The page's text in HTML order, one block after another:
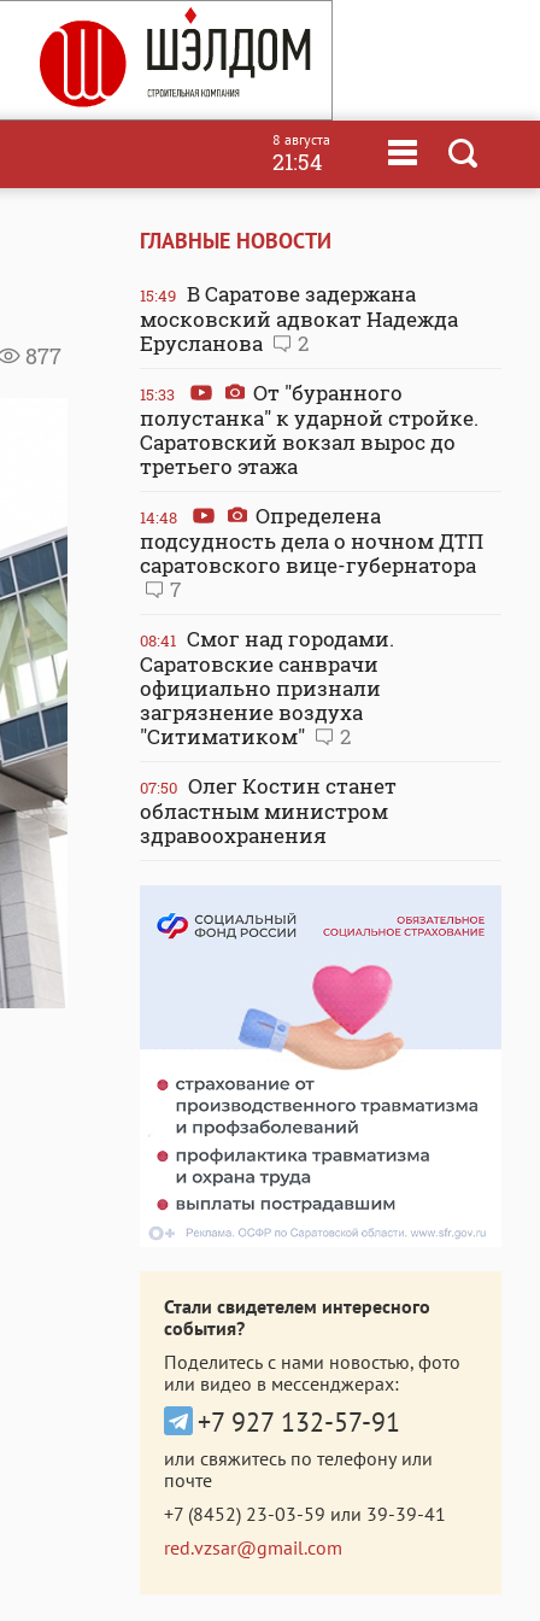
8 августа
21:54
877
ГЛАВНЫЕ НОВОСТИ
15:49 В Саратове задержана
московский адвокат Надежда
Ерусланова
2
15:33
От "буранного
полустанка" к ударной стройке.
Саратовский вокзал вырос до
третьего этажа
14:48
Определена
подсудность дела о ночном ДТП
саратовского вице-губернатора
7
08:41 Смог над городами.
Саратовские санврачи
официально признали
загрязнение воздуха
"Ситиматиком"
2
07:50 Олег Костин станет
областным министром
здравоохранения
Стали свидетелем интересного
события?
Поделитесь с нами новостью, фото
или видео в мессенджерах:
+7 927 132-57-91
или свяжитесь по телефону или
почте
+7 (8452) 23-03-59 или 39-39-41
red.vzsar@gmail.com